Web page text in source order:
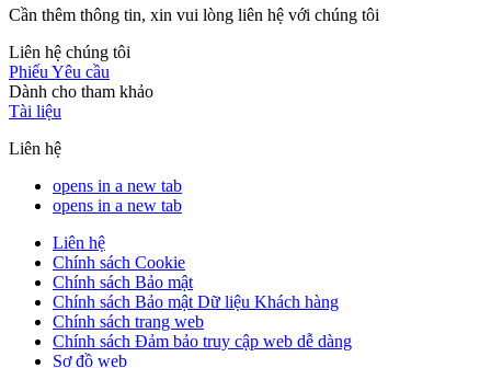
Cần thêm thông tin, xin vui lòng liên hệ với chúng tôi
Liên hệ chúng tôi
Phiếu Yêu cầu
Dành cho tham khảo
Tài liệu
Liên hệ
opens in a new tab
opens in a new tab
Liên hệ
Chính sách Cookie
Chính sách Bảo mật
Chính sách Bảo mật Dữ liệu Khách hàng
Chính sách trang web
Chính sách Đảm bảo truy cập web dễ dàng
Sơ đồ web